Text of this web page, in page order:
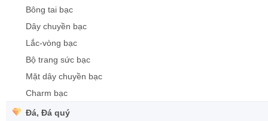
Bông tai bạc
Dây chuyền bạc
Lắc-vòng bạc
Bộ trang sức bạc
Mặt dây chuyền bạc
Charm bạc
Đá, Đá quý